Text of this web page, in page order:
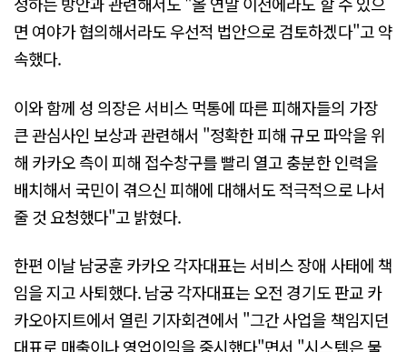
면 여야가 협의해서라도 우선적 법안으로 검토하겠다"고 약
속했다.
이와 함께 성 의장은 서비스 먹통에 따른 피해자들의 가장
큰 관심사인 보상과 관련해서 "정확한 피해 규모 파악을 위
해 카카오 측이 피해 접수창구를 빨리 열고 충분한 인력을
배치해서 국민이 겪으신 피해에 대해서도 적극적으로 나서
줄 것 요청했다"고 밝혔다.
한편 이날 남궁훈 카카오 각자대표는 서비스 장애 사태에 책
임을 지고 사퇴했다. 남궁 각자대표는 오전 경기도 판교 카
카오아지트에서 열린 기자회견에서 "그간 사업을 책임지던
대표로 매출이나 영업이익을 중시했다"면서 "시스템은 물